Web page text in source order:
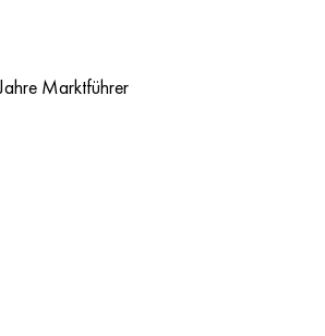
Marktführer